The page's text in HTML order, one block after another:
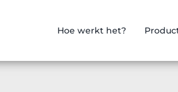
Hoe werkt het?